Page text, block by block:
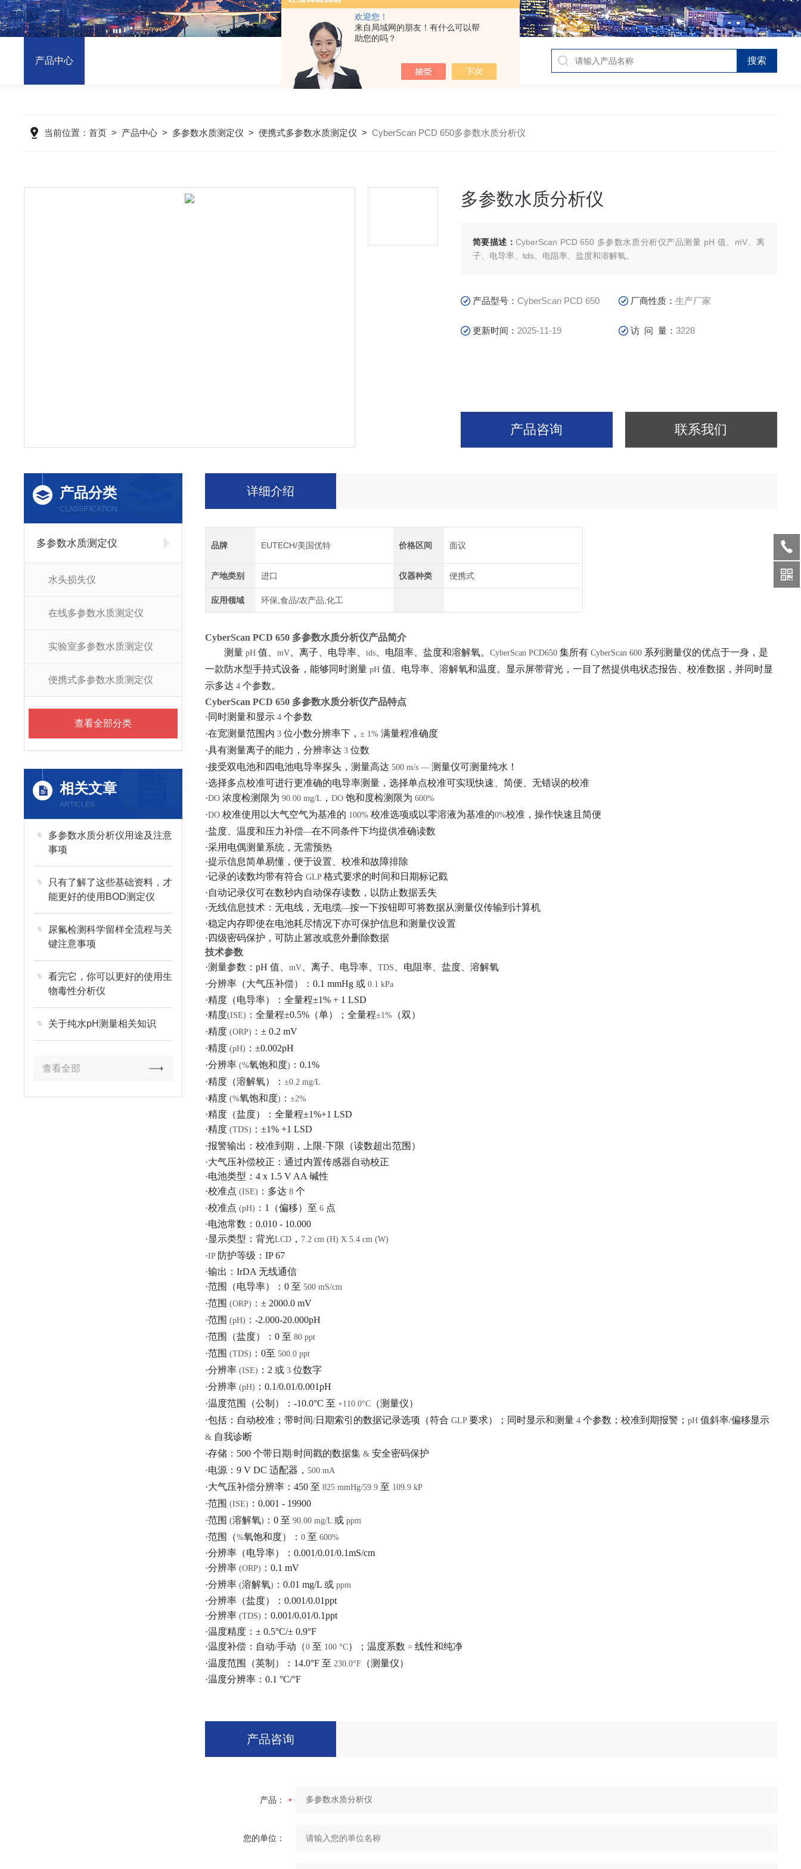
欢迎您！
来自局域网的朋友！有什么可以帮
助您的吗？
产品中心
当前位置：首页 > 产品中心 > 多参数水质测定仪 >便携式多参数水质测定仪 >CyberScan PCD 650多参数水质分析仪
多参数水质分析仪
简要描述：CyberScan PCD 650 多参数水质分析仪产品测量 pH 值、mV、离
子、电导率、tds、电阻率、盐度和溶解氧。
产品型号：CyberScan PCD 650 厂商性质：生产厂家
更新时间： 2025-11-19 访 问 量：3228
产品咨询 联系我们
产品分类
CLASSIFICATION
多参数水质测定仪
水头损失仪
在线多参数水质测定仪
实验室多参数水质测定仪
便携式多参数水质测定仪
查看全部分类
相关文章
ARTICLES
多参数水质分析仪用途及注意
事项
只有了解了这些基础资料，才
能更好的使用BOD测定仪
尿氟检测科学留样全流程与关
键注意事项
看完它，你可以更好的使用生
物毒性分析仪
关于纯水pH测量相关知识
查看全部
详细介绍
品牌 EUTECH/美国优特 价格区间 面议
产地类别 进口 仪器种类 便携式
应用领域 环保,食品/农产品,化工
CyberScan PCD 650 多参数水质分析仪产品简介
测量pH 值、 mV、离子、电导率、 tds、电阻率、盐度和溶解氧。 CyberScan PCD650 集所有 CyberScan 600 系列测量仪的优点于一身，是
一款防水型手持式设备，能够同时测量pH 值、电导率、溶解氧和温度。显示屏带背光，一目了然提供电状态报告、校准数据，并同时显
示多达 4 个参数。
CyberScan PCD 650 多参数水质分析仪产品特点
·同时测量和显示4 个参数
·在宽测量范围内 3 位小数分辨率下， ± 1% 满量程准确度
·具有测量离子的能力，分辨率达 3 位数
·接受双电池和四电池电导率探头，测量高达 500 m/s — 测量仪可测量纯水！
·选择多点校准可进行更准确的电导率测量，选择单点校准可实现快速、简便、无错误的校准
·DO 浓度检测限为 90.00 mg/L ， DO 饱和度检测限为 600%
·DO 校准使用以大气空气为基准的 100% 校准选项或以零溶液为基准的0%校准，操作快速且简便
·盐度、温度和压力补偿—在不同条件下均提供准确读数
·采用电偶测量系统，无需预热
·提示信息简单易懂，便于设置、校准和故障排除
·记录的读数均带有符合 GLP 格式要求的时间和日期标记戳
·自动记录仪可在数秒内自动保存读数，以防止数据丢失
·无线信息技术：无电线，无电缆—按一下按钮即可将数据从测量仪传输到计算机
·稳定内存即使在电池耗尽情况下亦可保护信息和测量仪设置
·四级密码保护，可防止篡改或意外删除数据
技术参数
·测量参数： pH 值、 mV、离子、电导率、 TDS
、电阻率、盐度、溶解氧
·分辨率（大气压补偿）： 0.1 mmHg 或0.1 kPa
·精度（电导率）：全量程±1% + 1 LSD
·精度(ISE) ：全量程±0.5%（单）；全量程±1%（双）
·精度 (ORP) ： ± 0.2 mV
·精度 (pH) ： ±0.002pH
·分辨率(%氧饱和度) ： 0.1%
·精度（溶解氧）： ±0.2 mg/L
·精度 (%氧饱和度) ： ±2%
·精度（盐度）：全量程±1%+1 LSD
·精度 (TDS) ： ±1% +1 LSD
·报警输出： 校准到期，上限-下限（读数超出范围）
·大气压补偿校正： 通过内置传感器自动校正
·电池类型： 4 x 1.5 V AA 碱性
·校准点 (ISE) ： 多达 8 个
·校准点 (pH) ： 1 （偏移）至 6 点
·电池常数： 0.010 - 10.000
·显示类型： 背光LCD， 7.2 cm (H) X 5.4 cm (W)
·IP 防护等级： IP 67
·输出： IrDA 无线通信
·范围（电导率）： 0 至 500 mS/cm
·范围 (ORP) ： ± 2000.0 mV
·范围 (pH) ： -2.000-20.000pH
·范围（盐度）： 0 至 80 ppt
·范围 (TDS) ： 0至 500.0 ppt
·分辨率(ISE) ： 2 或3 位数字
·分辨率(pH) ： 0.1/0.01/0.001pH
·温度范围（公制）： -10.0°C 至 +110.0°C（测量仪）
·包括： 自动校准；带时间/日期索引的数据记录选项（符合 GLP 要求）；同时显示和测量4 个参数；校准到期报警； pH 值斜率/偏移显示
& 自我诊断
·存储： 500 个带日期/时间戳的数据集& 安全密码保护
·电源： 9 V DC 适配器， 500 mA
·大气压补偿分辨率： 450 至 825 mmHg/59.9 至 109.9 kP
·范围 (ISE) ： 0.001 - 19900
·范围 (溶解氧) ： 0 至 90.00 mg/L 或ppm
·范围（%氧饱和度）： 0 至 600%
·分辨率（电导率）： 0.001/0.01/0.1mS/cm
·分辨率(ORP) ： 0.1 mV
·分辨率(溶解氧) ： 0.01 mg/L 或ppm
·分辨率（盐度）： 0.001/0.01ppt
·分辨率(TDS) ： 0.001/0.01/0.1ppt
·温度精度： ± 0.5°C/± 0.9°F
·温度补偿： 自动/手动（0 至 100 °C）；温度系数 = 线性和纯净
·温度范围（英制）： 14.0°F 至 230.0°F（测量仪）
·温度分辨率： 0.1 °C/°F
产品咨询
产品：
您的单位：